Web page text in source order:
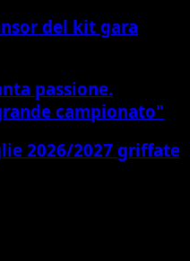
del kit gara
passione.
campionato"
2026/2027 griffate